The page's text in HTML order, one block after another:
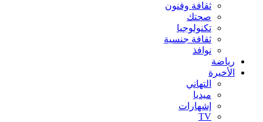
ثقافة وفنون
صحتك
تكنولوجيا
ثقافة جنسية
نوافذ
رياضة
الأخيرة
التهاني
ميديا
إشهارات
TV